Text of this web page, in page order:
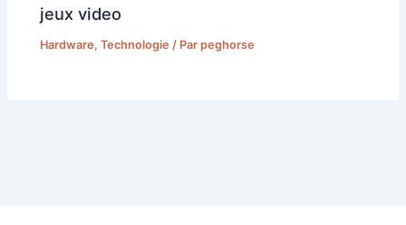
jeux video
Hardware,Technologie / Parpeghorse